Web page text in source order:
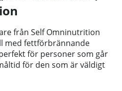
från Self Omninutrition
med fettförbrännande
för personer som går
för den som är väldigt